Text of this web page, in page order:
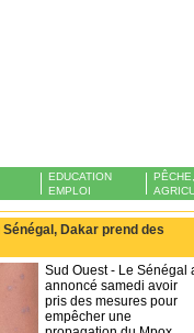
EDUCATION
EMPLOI
Dakar prend des
Sud Ouest - Le Sénégal
annoncé samedi avoir
pris des mesures pour
empêcher une